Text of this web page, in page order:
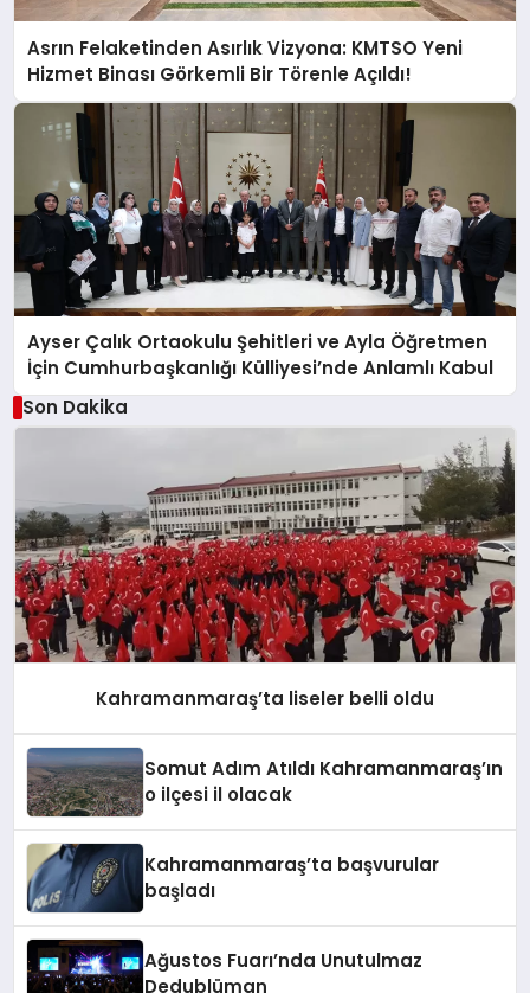
Asrın Felaketinden Asırlık Vizyona: KMTSO Yeni
Hizmet Binası Görkemli Bir Törenle Açıldı!
Ayser Çalık Ortaokulu Şehitleri ve Ayla Öğretmen
İçin Cumhurbaşkanlığı Külliyesi’nde Anlamlı Kabul
Son Dakika
Kahramanmaraş’ta liseler belli oldu
Somut Adım Atıldı Kahramanmaraş’ın
o ilçesi il olacak
Kahramanmaraş’ta başvurular
başladı
Ağustos Fuarı’nda Unutulmaz
Dedublüman